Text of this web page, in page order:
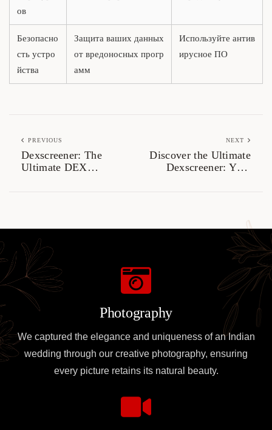
ов
Безопасно
сть устро
йства
Защита ваших данных
от вредоносных прогр
амм
Используйте антив
ирусное ПО
PREVIOUS
Dexscreener: The
Ultimate DEX
NEXT
Discover the Ultimate
Dexscreener: Your
Photography
We captured the elegance and uniqueness of an Indian
wedding through our creative photography, ensuring
every picture retains its natural beauty.